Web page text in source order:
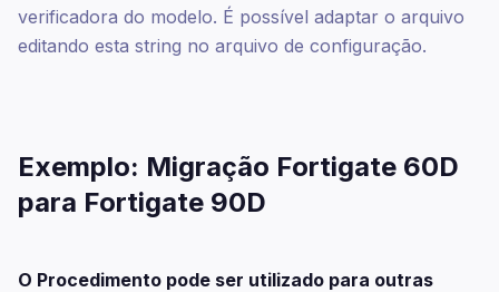
verificadora do modelo. É possível adaptar o arquivo
editando esta string no arquivo de configuração.
Exemplo: Migração Fortigate 60D
para Fortigate 90D
O Procedimento pode ser utilizado para outras